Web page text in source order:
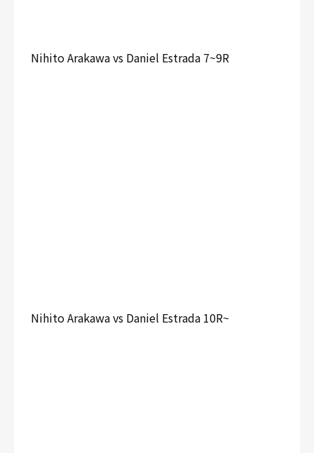
Nihito Arakawa vs Daniel Estrada 7~9R
Nihito Arakawa vs Daniel Estrada 10R~